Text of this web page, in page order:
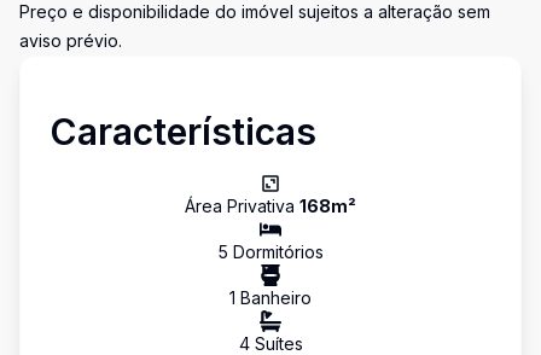
Preço e disponibilidade do imóvel sujeitos a alteração sem
aviso prévio.
Características
Área Privativa 168m²
5 Dormitórios
1 Banheiro
4Suítes